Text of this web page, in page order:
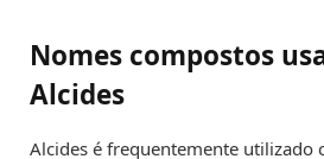
Nomes compostos
Alcides
Alcides é frequentemente utilizado